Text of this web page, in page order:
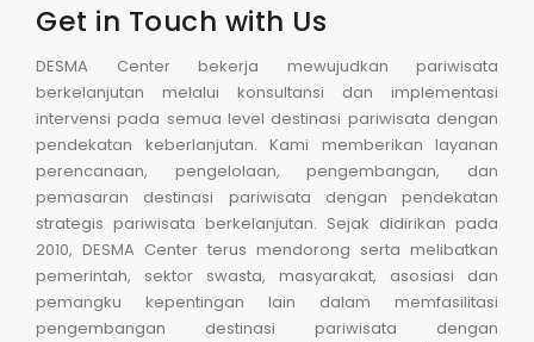
Get in Touch with Us
DESMA Center bekerja mewujudkan pariwisata
berkelanjutan melalui konsultansi dan implementasi
intervensi pada semua level destinasi pariwisata dengan
pendekatan keberlanjutan. Kami memberikan layanan
perencanaan, pengelolaan, pengembangan, dan
pemasaran destinasi pariwisata dengan pendekatan
strategis pariwisata berkelanjutan. Sejak didirikan pada
2010, DESMA Center terus mendorong serta melibatkan
pemerintah, sektor swasta, masyarakat, asosiasi dan
pemangku kepentingan lain dalam memfasilitasi
pengembangan destinasi pariwisata dengan